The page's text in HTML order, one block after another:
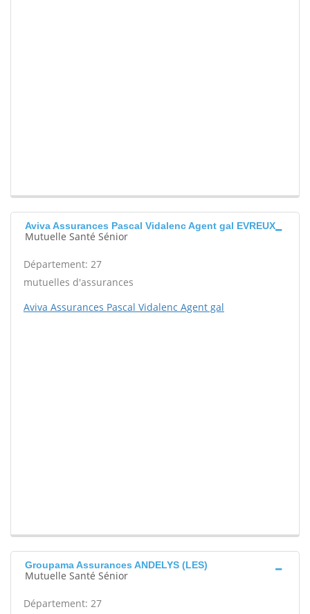
Aviva Assurances Pascal Vidalenc Agent gal EVREUX
Mutuelle Santé Sénior
Département: 27
mutuelles d'assurances
Aviva Assurances Pascal Vidalenc Agent gal
Groupama Assurances ANDELYS (LES)
Mutuelle Santé Sénior
Département: 27